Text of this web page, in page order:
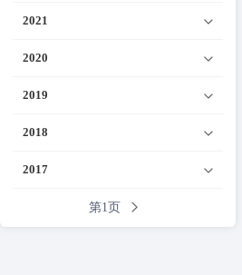
2021
2020
2019
2018
2017
第1页